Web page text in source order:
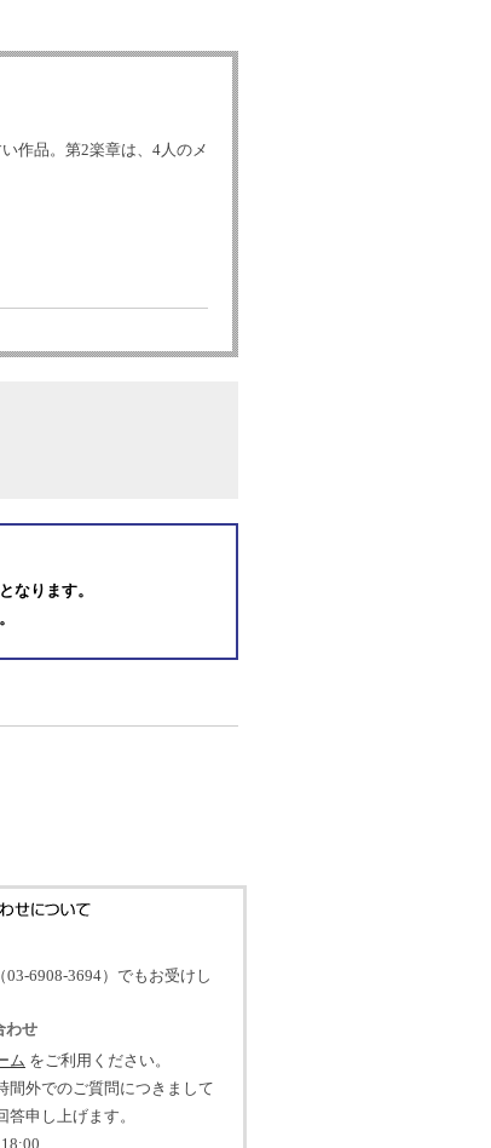
作品。第2楽章は、4人のメ
なります。
03-6908-3694）でもお受けし
わせ
ム をご利用ください。
間外でのご質問につきまして
答申し上げます。